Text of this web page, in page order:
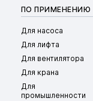
ПО ПРИМЕНЕНИЮ
Для насоса
Для лифта
Для вентилятора
Для крана
Для
промышленности